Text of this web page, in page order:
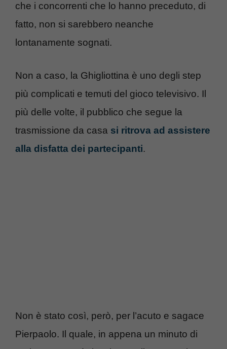
che i concorrenti che lo hanno preceduto, di
fatto, non si sarebbero neanche
lontanamente sognati.
Non a caso, la Ghigliottina è uno degli step
più complicati e temuti del gioco televisivo. Il
più delle volte, il pubblico che segue la
trasmissione da casa si ritrova ad assistere
alla disfatta dei partecipanti.
Non è stato così, però, per l’acuto e sagace
Pierpaolo. Il quale, in appena un minuto di